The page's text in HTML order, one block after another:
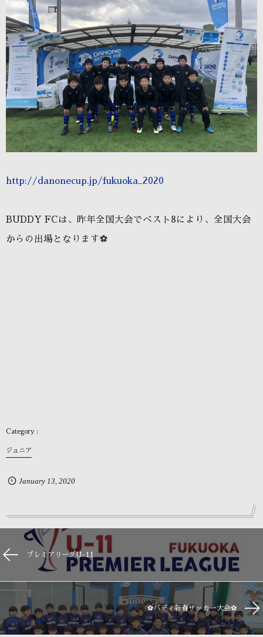
http://danonecup.jp/fukuoka_2020
BUDDY FCは、昨年全国大会でベスト8により、全国大会
からの出場となります⚽
ジュニア
January 13 2020
プレミアリーグU-11
⚽バディ新春サッカー大会⚽